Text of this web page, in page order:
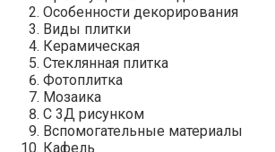
Особенности декорирования
Виды плитки
Керамическая
Стеклянная плитка
Фотоплитка
Мозаика
С 3Д рисунком
Вспомогательные материалы
Кафель